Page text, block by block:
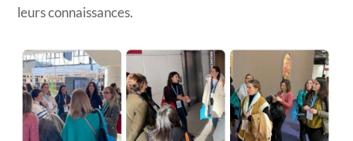
leurs connaissances.